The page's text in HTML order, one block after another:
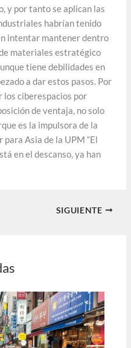
y por tanto se aplican las
habrían tenido
intentar mantener dentro
materiales estratégico
tiene debilidades en
a dar estos pasos. Por
los ciberespacios por
de ventaja, no solo
es la impulsora de la
Asia de la UPM “El
en el descanso, ya han
SIGUIENTE